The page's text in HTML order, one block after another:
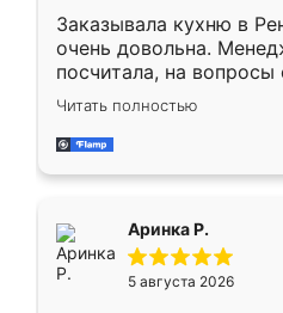
Заказывала кухню в
очень довольна.
посчитала, на вопросы
Замерщик приехал в
делу со всей
за день, ребята
Читать полностью
Аринка Р.
5 августа 2026